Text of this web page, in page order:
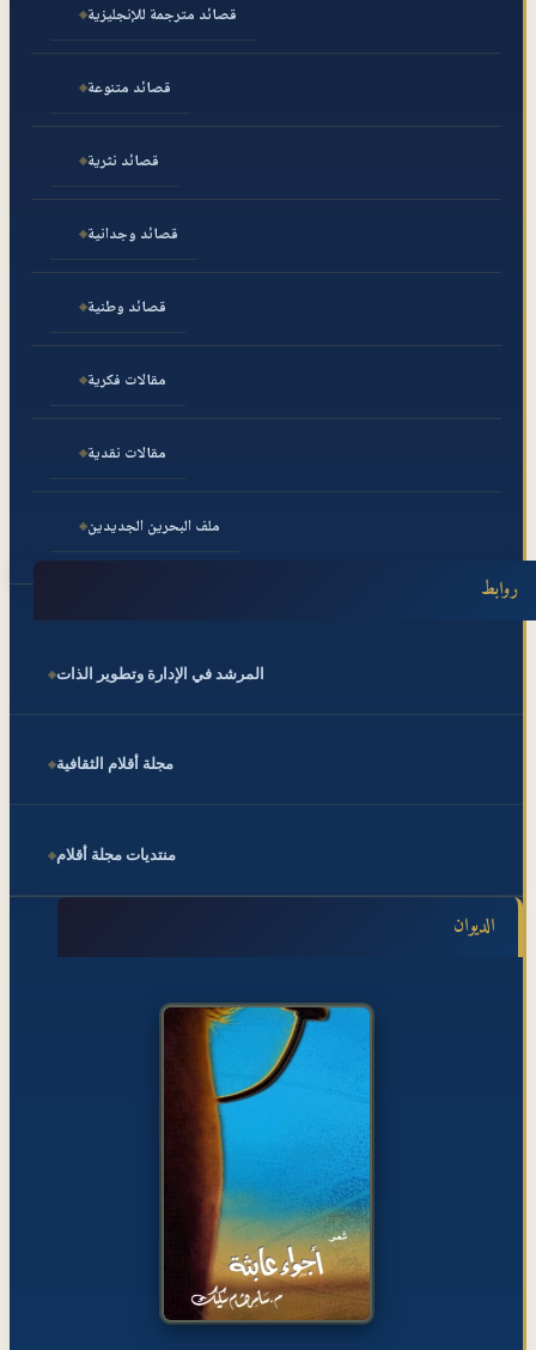
قصائد مترجمة للإنجليزية
قصائد متنوعة
قصائد نثرية
قصائد وجدانية
قصائد وطنية
مقالات فكرية
مقالات نقدية
ملف البحرين الجديدين
روابط
المرشد في الإدارة وتطوير الذات
مجلة أقلام الثقافية
منتديات مجلة أقلام
الديوان